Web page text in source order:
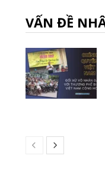
VẤN ĐỀ